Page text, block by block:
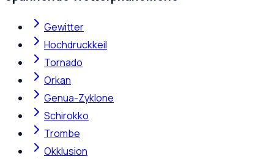
Gewitter
Hochdruckkeil
Tornado
Orkan
Genua-Zyklone
Schirokko
Trombe
Okklusion